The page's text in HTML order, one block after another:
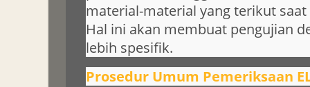
material-material yang terikut
Hal ini akan membuat pengujian
lebih spesifik.
Prosedur Umum Pemeriksaan